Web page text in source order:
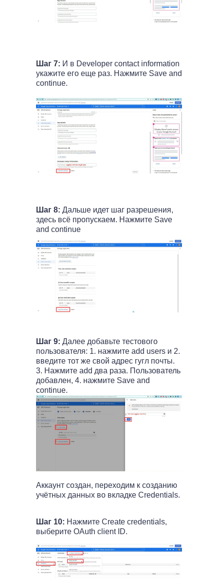
Шаг 7: И в Developer contact information
укажите его еще раз. Нажмите Save and
continue.
Шаг 8: Дальше идет шаг разрешения,
здесь всё пропускаем. Нажмите Save
and continue
Шаг 9: Далее добавьте тестового
пользователя: 1. нажмите add users и 2.
введите тот же свой адрес гугл почты.
3. Нажмите add два раза. Пользователь
добавлен, 4. нажмите Save and
continue.
Аккаунт создан, переходим к созданию
учётных данных во вкладке Credentials.
Шаг 10: Нажмите Create credentials,
выберите OAuth client ID.